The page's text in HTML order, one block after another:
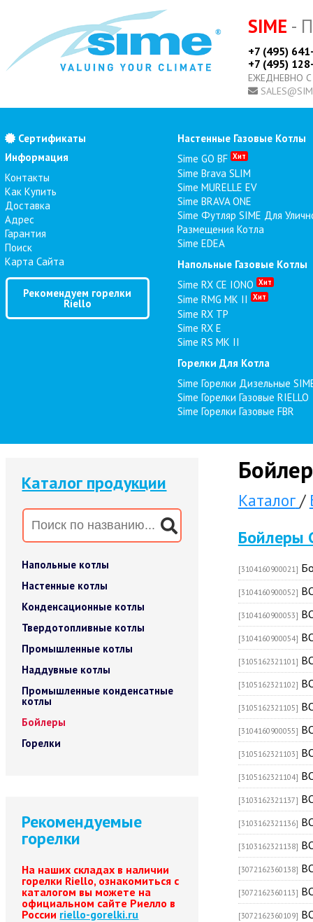
SIME -
+7 (495)
+7 (495)
ЕЖЕДНЕВНО
Сертификаты
Информация
Контакты
Как Купить
Доставка
Адрес
Гарантия
Поиск
Карта Сайта
Рекомендуем горелки
Riello
Настенные Газовые Котлы
Sime GO BF Хит
Sime Brava SLIM
Sime MURELLE EV
Sime BRAVA ONE
Sime Футляр SIME Для
Размещения Котла
Sime EDEA
Напольные Газовые Котлы
Sime RX CE IONO Хит
Sime RMG MK II Хит
Sime RX TP
Sime RX E
Sime RS MK II
Горелки Для Котла
Sime Горелки Дизельные
Sime Горелки Газовые RIELLO
Sime Горелки Газовые FBR
Каталог продукции
Напольные котлы
Настенные котлы
Конденсационные котлы
Твердотопливные котлы
Промышленные котлы
Наддувные котлы
Промышленные конденсатные
котлы
Бойлеры
Горелки
Рекомендуемые
горелки
На наших складах в наличии
горелки Riello, ознакомиться с
каталогом вы можете на
официальном сайте Риелло в
России riello-gorelki.ru
Каталог /
Бойлеры
[3104160900021]
[3104160900052]
[3104160900053]
[3104160900054]
[3105162321101]
[3105162321102]
[3105162321105]
[3104160900055]
[3105162321103]
[3105162321104]
[3103162321137]
[3103162321136]
[3103162321138]
[3072162360138]
[3072162360113]
[3072162360109]